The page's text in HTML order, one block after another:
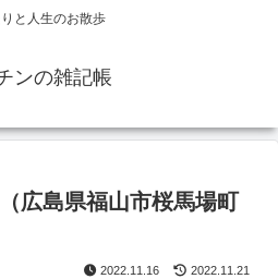
と人生のお散歩
ンの雑記帳
広島県福山市桜馬場町
2022.11.16 2022.11.21